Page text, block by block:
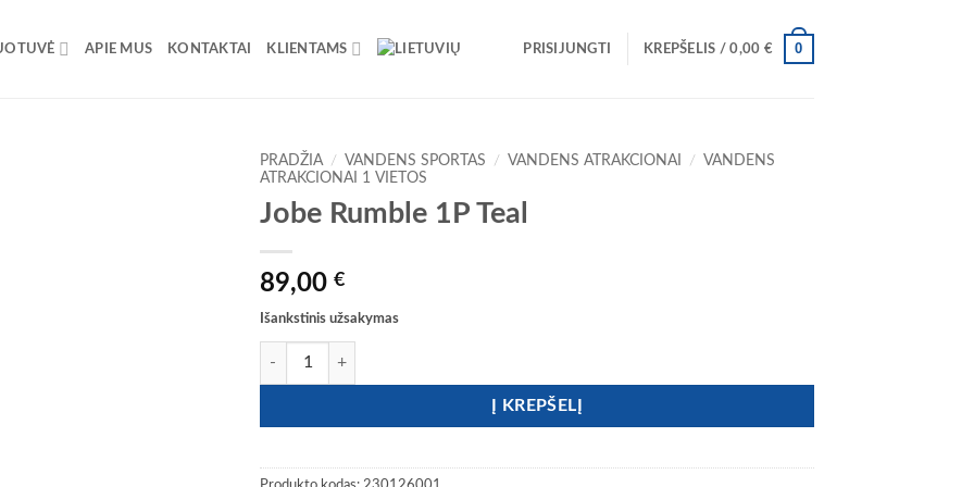
APIE MUS KONTAKTAI KLIENTAMS PRISIJUNGTI KREPŠELIS /0,00 € 0
PRADŽIA / VANDENS SPORTAS / VANDENS ATRAKCIONAI /
VANDENS
ATRAKCIONAI 1 VIETOS
Jobe Rumble 1P Teal
89,00 €
Išankstinis užsakymas
produkto kiekis: Jobe Rumble 1P Teal
Į KREPŠELĮ
Produkto kodas: 230126001